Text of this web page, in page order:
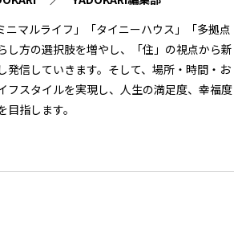
ニマルライフ」「タイニーハウス」「多拠点
し方の選択肢を増やし、「住」の視点から新
発信していきます。そして、場所・時間・お
フスタイルを実現し、人生の満足度、幸福度
指します。